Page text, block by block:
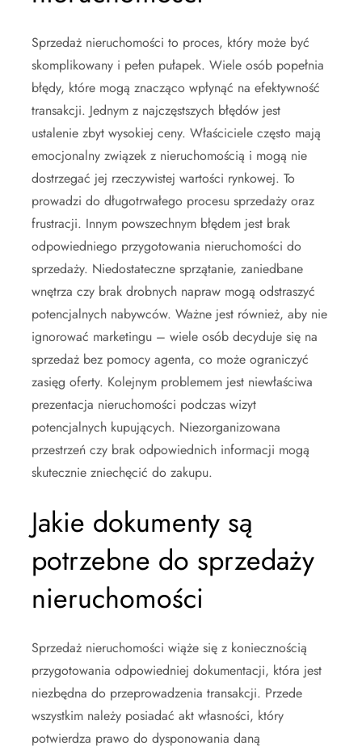
Sprzedaż nieruchomości to proces, który może być
skomplikowany i pełen pułapek. Wiele osób popełnia
błędy, które mogą znacząco wpłynąć na efektywność
transakcji. Jednym z najczęstszych błędów jest
ustalenie zbyt wysokiej ceny. Właściciele często mają
emocjonalny związek z nieruchomością i mogą nie
dostrzegać jej rzeczywistej wartości rynkowej. To
prowadzi do długotrwałego procesu sprzedaży oraz
frustracji. Innym powszechnym błędem jest brak
odpowiedniego przygotowania nieruchomości do
sprzedaży. Niedostateczne sprzątanie, zaniedbane
wnętrza czy brak drobnych napraw mogą odstraszyć
potencjalnych nabywców. Ważne jest również, aby nie
ignorować marketingu – wiele osób decyduje się na
sprzedaż bez pomocy agenta, co może ograniczyć
zasięg oferty. Kolejnym problemem jest niewłaściwa
prezentacja nieruchomości podczas wizyt
potencjalnych kupujących. Niezorganizowana
przestrzeń czy brak odpowiednich informacji mogą
skutecznie zniechęcić do zakupu.
Jakie dokumenty są
potrzebne do sprzedaży
nieruchomości
Sprzedaż nieruchomości wiąże się z koniecznością
przygotowania odpowiedniej dokumentacji, która jest
niezbędna do przeprowadzenia transakcji. Przede
wszystkim należy posiadać akt własności, który
potwierdza prawo do dysponowania daną